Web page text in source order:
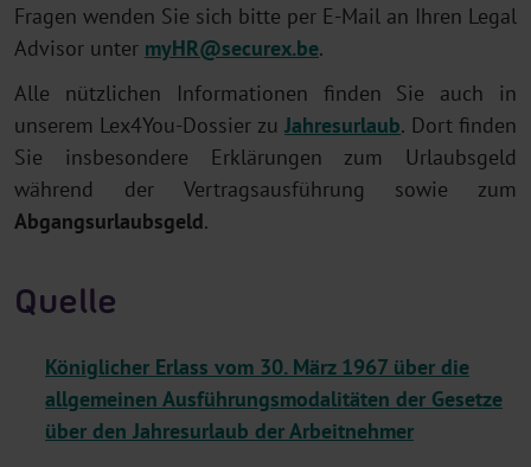
Fragen wenden Sie sich bitte per E-Mail an Ihren Legal
Advisor unter myHR@securex.be.
Alle nützlichen Informationen finden Sie auch in
unserem Lex4You-Dossier zuJahresurlaub. Dort finden
Sie insbesondere Erklärungen zum Urlaubsgeld
während der Vertragsausführung sowie zum
Abgangsurlaubsgeld.
Quelle
Königlicher Erlass vom 30. März 1967 über die
allgemeinen Ausführungsmodalitäten der Gesetze
über den Jahresurlaub der Arbeitnehmer